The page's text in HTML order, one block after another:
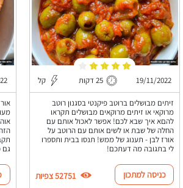
19/11/2022 25 דקות קל
זיתים מבושלים ברוטב פיקנטי בסגנון רוטב
מרוקאי או זיתים מרוקאים מבושלים תקראו
להםא איך שבא לכם! אפשר לאכול אותם עם
החלה של שבת או לשים אותם עם הרוטב על
אורז לבן - תענוג של ממש! תנסו בבית ותספרו
לי בתגובה מה דעתכם!
כניסה למתכון 52751 צפיות
גם